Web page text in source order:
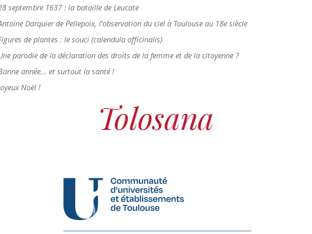
septembre 1637 : la bataille de Leucate
Darquier de Pellepoix, l’observation du ciel à Toulouse au 18e siècle
de plantes : le souci (calendula officinalis)
parodie de la déclaration des droits de la femme et de la citoyenne ?
année... et surtout la santé !
Noël !